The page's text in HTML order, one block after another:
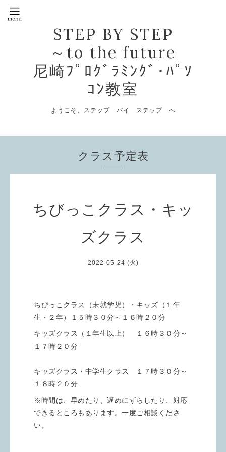
STEP BY STEP
～to the future
尼崎ﾌﾟﾛｸﾞﾗﾐﾝｸﾞ･ﾊﾟｿ
ｺﾝ教室
ようこそ、ステップ バイ ステップ へ
クラス予定表
ちびっこクラス・キッ
ズクラス
2022-05-24 (火)
ちびっこクラス（未就学児）・キッズ（１年
生・２年）１５時３０分～１６時２０分
キッズクラス（１年生以上） １６時３０分～
１７時２０分
キッズクラス・中学生クラス １７時３０分～
１８時２０分
※時間は、早めたり、遅めにずらしたり、対応
できるところもあります。一度ご相談くださ
い。